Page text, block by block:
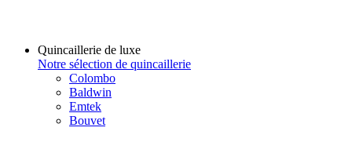
Quincaillerie de luxe
Notre sélection de quincaillerie
Colombo
Baldwin
Emtek
Bouvet